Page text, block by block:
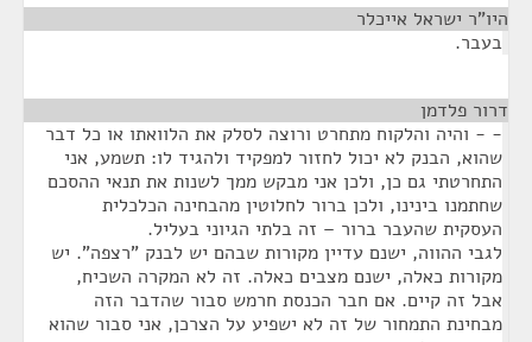
היו"ר ישראל אייכלר
בעבר.
דרור פלדמן
- - והיה והלקוח מתחרט ורוצה לסלק את הלוואתו או כל דבר
שהוא, הבנק לא יכול לחזור למפקיד ולהגיד לו: תשמע, אני
התחרטתי גם כן, ולכן אני מבקש ממך לשנות את תנאי ההסכם
שחתמנו בינינו, ולכן ברור לחלוטין מהבחינה הכלכלית
העסקית שהעבר ברור – זה בלתי הגיוני בעליל.
לגבי ההווה, ישנם עדיין מקורות שבהם יש לבנק "רצפה". יש
מקורות כאלה, ישנם מצבים כאלה. זה לא המקרה השכיח,
אבל זה קיים. אם חבר הכנסת חרמש סבור שהדבר הזה
מבחינת התמחור של זה לא ישפיע על הצרכן, אני סבור שהוא